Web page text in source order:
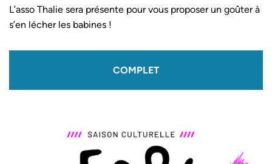
L’asso Thalie sera présente pour vous proposer un goûter à
s’en lécher les babines !
COMPLET